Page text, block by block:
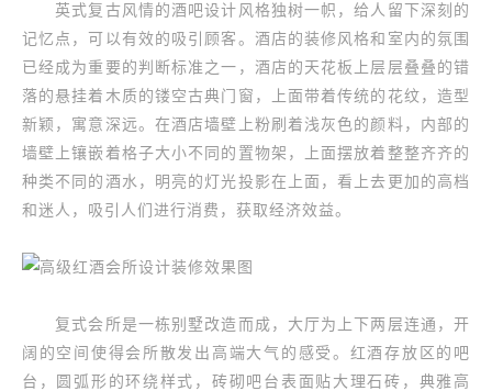
英式复古风情的酒吧设计风格独树一帜，给人留下深刻的
记忆点，可以有效的吸引顾客。酒店的装修风格和室内的氛围
已经成为重要的判断标准之一，酒店的天花板上层层叠叠的错
落的悬挂着木质的镂空古典门窗，上面带着传统的花纹，造型
新颖，寓意深远。在酒店墙壁上粉刷着浅灰色的颜料，内部的
墙壁上镶嵌着格子大小不同的置物架，上面摆放着整整齐齐的
种类不同的酒水，明亮的灯光投影在上面，看上去更加的高档
和迷人，吸引人们进行消费，获取经济效益。
复式会所是一栋别墅改造而成，大厅为上下两层连通，开
阔的空间使得会所散发出高端大气的感受。红酒存放区的吧
台，圆弧形的环绕样式，砖砌吧台表面贴大理石砖，典雅高